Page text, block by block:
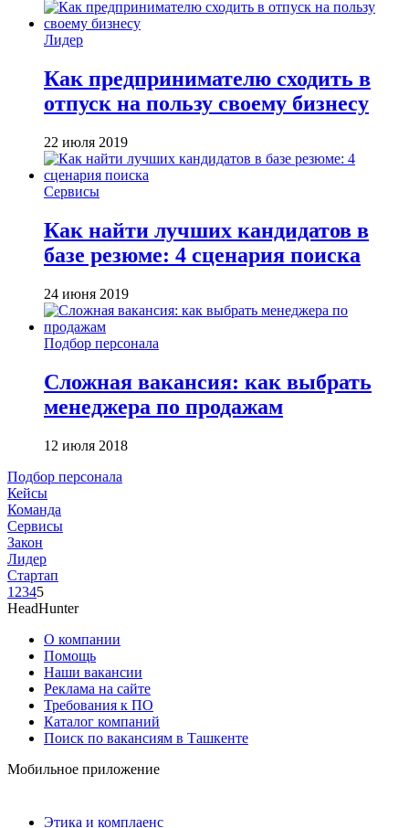
Лидер
Как предпринимателю сходить в
отпуск на пользу своему бизнесу
22 июля 2019
Сервисы
Как найти лучших кандидатов в
базе резюме: 4 сценария поиска
24 июня 2019
Подбор персонала
Сложная вакансия: как выбрать
менеджера по продажам
12 июля 2018
Подбор персонала
Кейсы
Команда
Сервисы
Закон
Лидер
Стартап
1 2345
HeadHunter
О компании
Помощь
Наши вакансии
Реклама на сайте
Требования к ПО
Каталог компаний
Поиск по вакансиям в Ташкенте
Мобильное приложение
Этика и комплаенс